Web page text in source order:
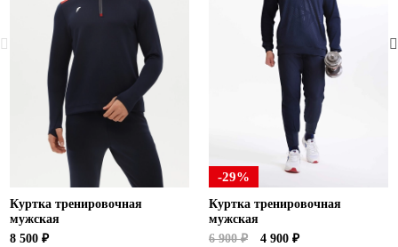
Куртка тренировочная
мужская
8 500 ₽
-29%
Куртка тренировочная
мужская
6 900 ₽
4 900 ₽